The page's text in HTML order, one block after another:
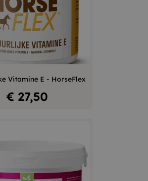
Vitamine E - HorseFlex
Prijs
€ 27,50
+
winkelwagen